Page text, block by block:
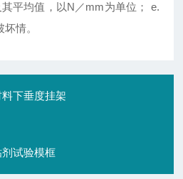
平均值，以N／mm为单位； e.
情。
下垂度挂架
试验模框